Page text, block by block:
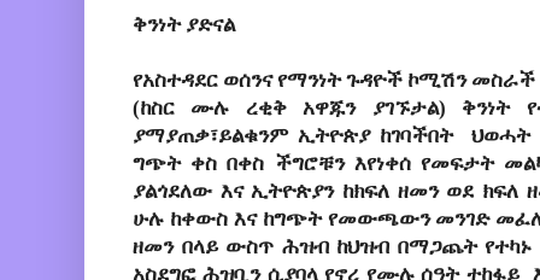
ቅንነት ያድናል
የአስተዳደር ወሰንና የማንነት ጉዳዮች ኮሚሽን
(ከስር ሙሉ ረቂቅ አዋጁን ያገኙታል) ቅንነት
ያማያጠቃ፣ይልቁንም ኢትዮጵያ ከገባችበት
ግጭት ቀስ በቀስ ችግሮቹን እየነቀሰ የመፍታት
ያልጎደለው እና ኢትዮጵያን ከክፍለ ዘመን ወደ ክፍለ
ሁሉ ከቀውስ እና ከግጭት የመውጫውን መንገድ
ዘመን በላይ ውስጥ ሕዝብ ከህዝብ በማጋጨት የተካኑ
አስደግፎ ሕዝቧን ሲያባላ የኖረ የሙሉ ሰዓት ተከፋይ